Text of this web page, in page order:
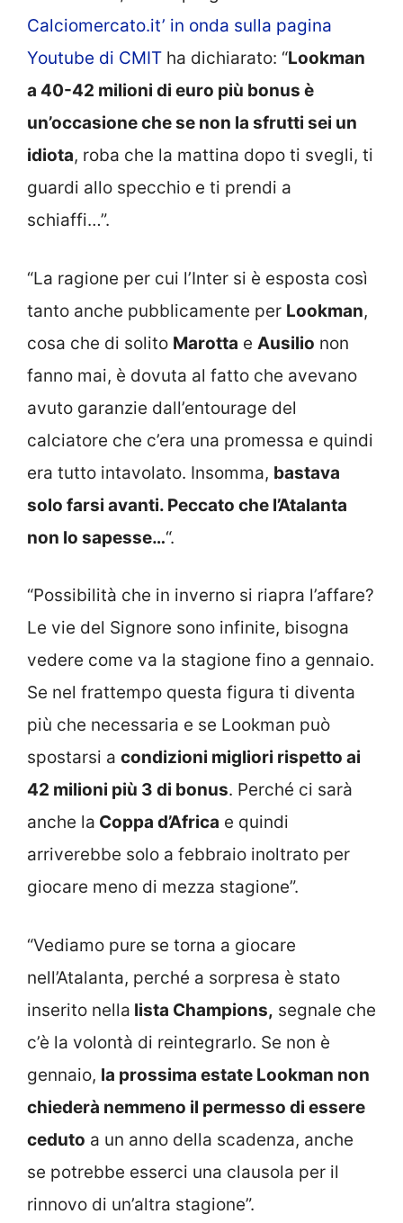
Calciomercato.it’ in onda sulla pagina
Youtube di CMIT ha dichiarato: “Lookman
a 40-42 milioni di euro più bonus è
un’occasione che se non la sfrutti sei un
idiota, roba che la mattina dopo ti svegli, ti
guardi allo specchio e ti prendi a
schiaffi…”.
“La ragione per cui l’Inter si è esposta così
tanto anche pubblicamente per Lookman,
cosa che di solito Marotta e Ausilio non
fanno mai, è dovuta al fatto che avevano
avuto garanzie dall’entourage del
calciatore che c’era una promessa e quindi
era tutto intavolato. Insomma, bastava
solo farsi avanti. Peccato che l’Atalanta
non lo sapesse…“.
“Possibilità che in inverno si riapra l’affare?
Le vie del Signore sono infinite, bisogna
vedere come va la stagione fino a gennaio.
Se nel frattempo questa figura ti diventa
più che necessaria e se Lookman può
spostarsi a condizioni migliori rispetto ai
42 milioni più 3 di bonus. Perché ci sarà
anche la Coppa d’Africa e quindi
arriverebbe solo a febbraio inoltrato per
giocare meno di mezza stagione”.
“Vediamo pure se torna a giocare
nell’Atalanta, perché a sorpresa è stato
inserito nella lista Champions, segnale che
c’è la volontà di reintegrarlo. Se non è
gennaio, la prossima estate Lookman non
chiederà nemmeno il permesso di essere
ceduto a un anno della scadenza, anche
se potrebbe esserci una clausola per il
rinnovo di un’altra stagione”.